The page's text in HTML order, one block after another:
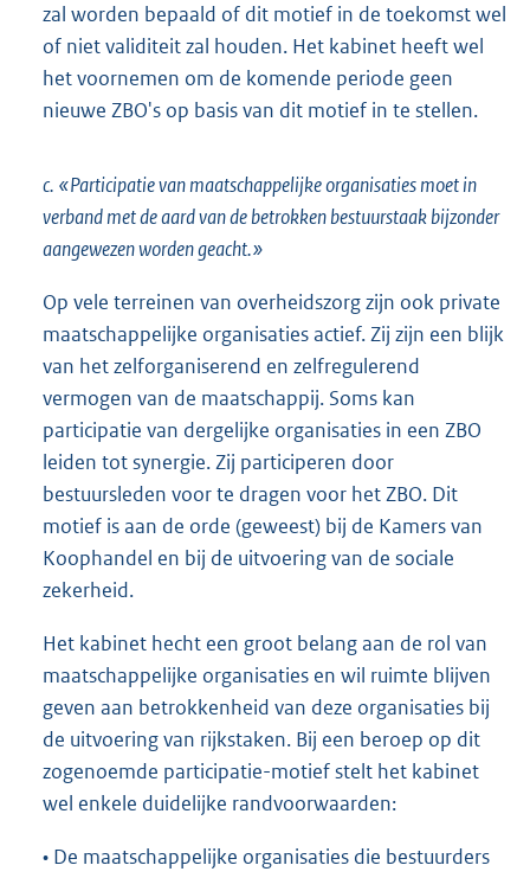
zal worden bepaald of dit motief in de toekomst wel
of niet validiteit zal houden. Het kabinet heeft wel
het voornemen om de komende periode geen
nieuwe ZBO's op basis van dit motief in te stellen.
c. «Participatie van maatschappelijke organisaties moet in
verband met de aard van de betrokken bestuurstaak bijzonder
aangewezen worden geacht.»
Op vele terreinen van overheidszorg zijn ook private
maatschappelijke organisaties actief. Zij zijn een blijk
van het zelforganiserend en zelfregulerend
vermogen van de maatschappij. Soms kan
participatie van dergelijke organisaties in een ZBO
leiden tot synergie. Zij participeren door
bestuursleden voor te dragen voor het ZBO. Dit
motief is aan de orde (geweest) bij de Kamers van
Koophandel en bij de uitvoering van de sociale
zekerheid.
Het kabinet hecht een groot belang aan de rol van
maatschappelijke organisaties en wil ruimte blijven
geven aan betrokkenheid van deze organisaties bij
de uitvoering van rijkstaken. Bij een beroep op dit
zogenoemde participatie-motief stelt het kabinet
wel enkele duidelijke randvoorwaarden:
• De maatschappelijke organisaties die bestuurders